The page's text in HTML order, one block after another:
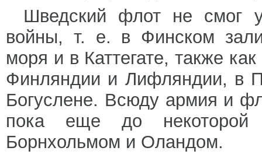
Шведский флот не смог
войны, т. е. в Финском
моря и в Каттегате, также
Финляндии и Лифляндии, в
Богуслене. Всюду армия и
пока еще до
Борнхольмом и Оландом.